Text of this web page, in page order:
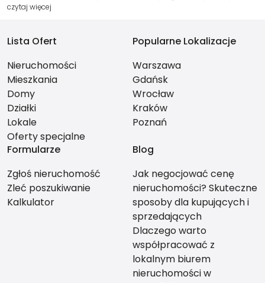
czytaj więcej
Lista Ofert
Nieruchomości
Mieszkania
Domy
Działki
Lokale
Oferty specjalne
Popularne Lokalizacje
Warszawa
Gdańsk
Wrocław
Kraków
Poznań
Formularze
Zgłoś nieruchomość
Zleć poszukiwanie
Kalkulator
Blog
Jak negocjować cenę
nieruchomości? Skuteczne
sposoby dla kupujących i
sprzedających
Dlaczego warto
współpracować z
lokalnym biurem
nieruchomości w